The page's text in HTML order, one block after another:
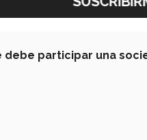
participar una